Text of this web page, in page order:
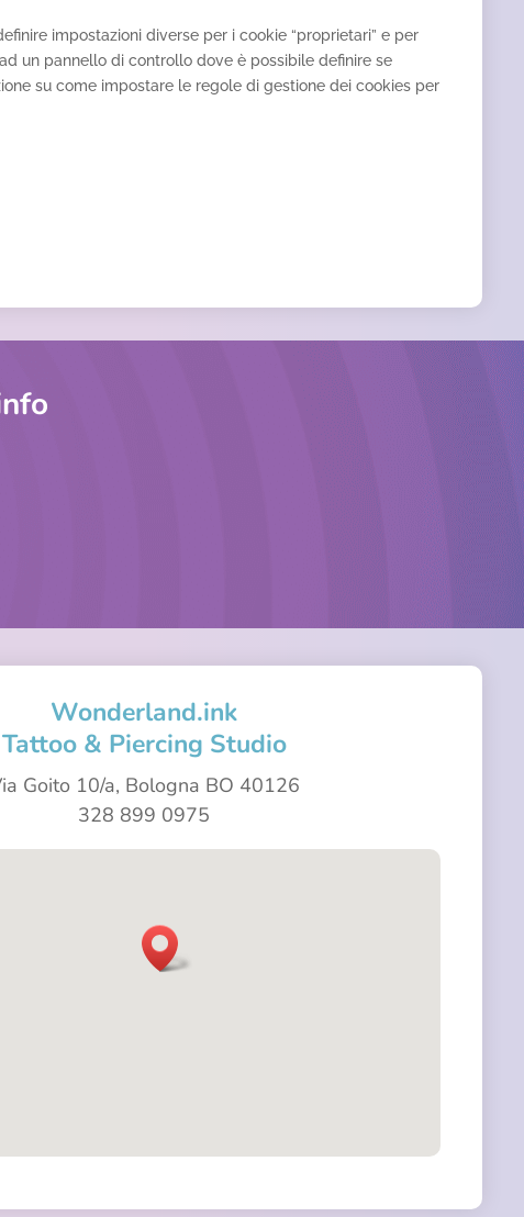
impostazioni diverse per i cookie “proprietari” e per
un pannello di controllo dove è possibile definire se
su come impostare le regole di gestione dei cookies per
Wonderland.ink
Tattoo & Piercing Studio
Goito 10/a, Bologna BO 40126
328 899 0975